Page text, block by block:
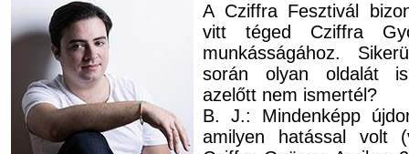
A Cziffra Fesztivál
vitt téged Cziffra
munkásságához.
során olyan oldalát
azelőtt nem ismertél?
B. J.: Mindenképp
amilyen hatással volt